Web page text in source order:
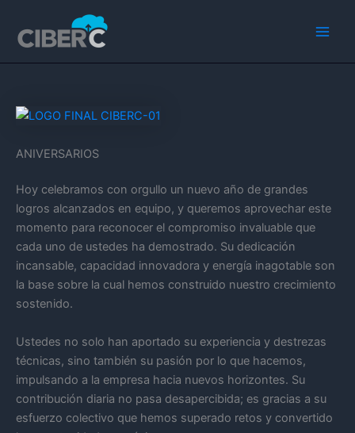
contenido
ANIVERSARIOS
Hoy celebramos con orgullo un nuevo año de grandes
logros alcanzados en equipo, y queremos aprovechar este
momento para reconocer el compromiso invaluable que
cada uno de ustedes ha demostrado. Su dedicación
incansable, capacidad innovadora y energía inagotable son
la base sobre la cual hemos construido nuestro crecimiento
sostenido.
Ustedes no solo han aportado su experiencia y destrezas
técnicas, sino también su pasión por lo que hacemos,
impulsando a la empresa hacia nuevos horizontes. Su
contribución diaria no pasa desapercibida; es gracias a su
esfuerzo colectivo que hemos superado retos y convertido